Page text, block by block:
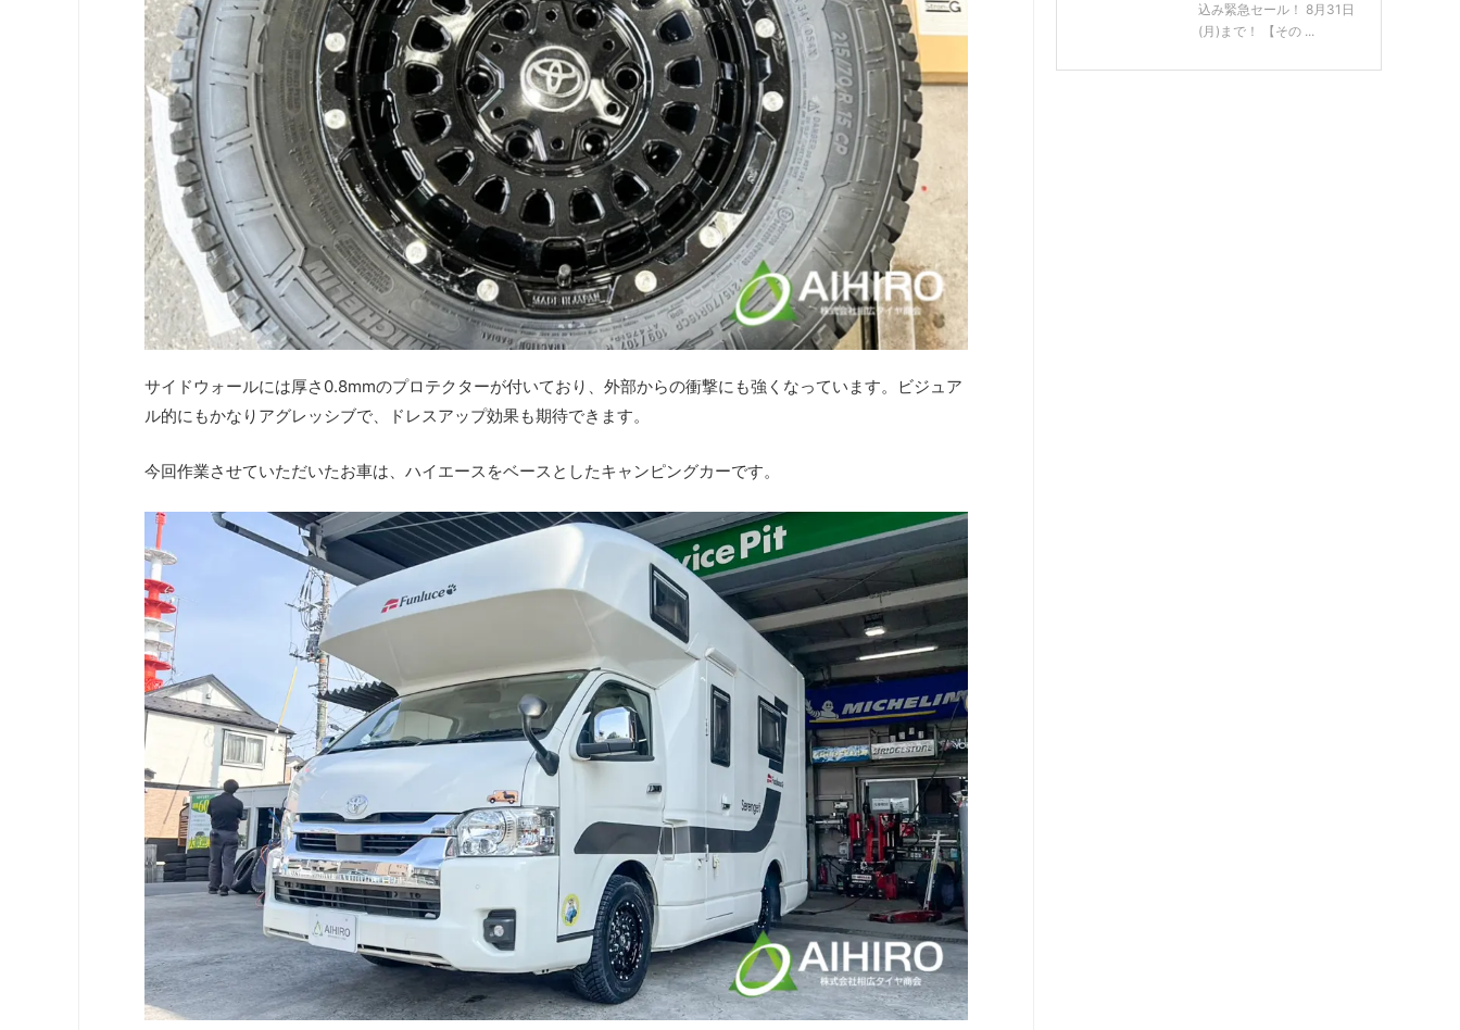
サイドウォールには厚さ0.8mmのプロテクターが付いており、外部からの衝撃にも強くなっています。ビジュア
ル的にもかなりアグレッシブで、ドレスアップ効果も期待できます。
今回作業させていただいたお車は、ハイエースをベースとしたキャンピングカーです。
込み緊急セール！ 8月31日
(月)まで！ 【その ...